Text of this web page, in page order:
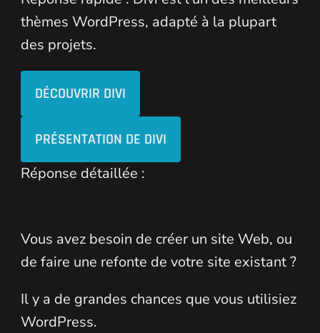
thèmes WordPress, adapté à la plupart
des projets.
DÉCOUVRIR DIVI
PRÉSENTATION DE DIVI
Réponse détaillée :
Vous avez besoin de créer un site Web, ou
de faire une refonte de votre site existant ?
Il y a de grandes chances que vous utilisiez
WordPress.